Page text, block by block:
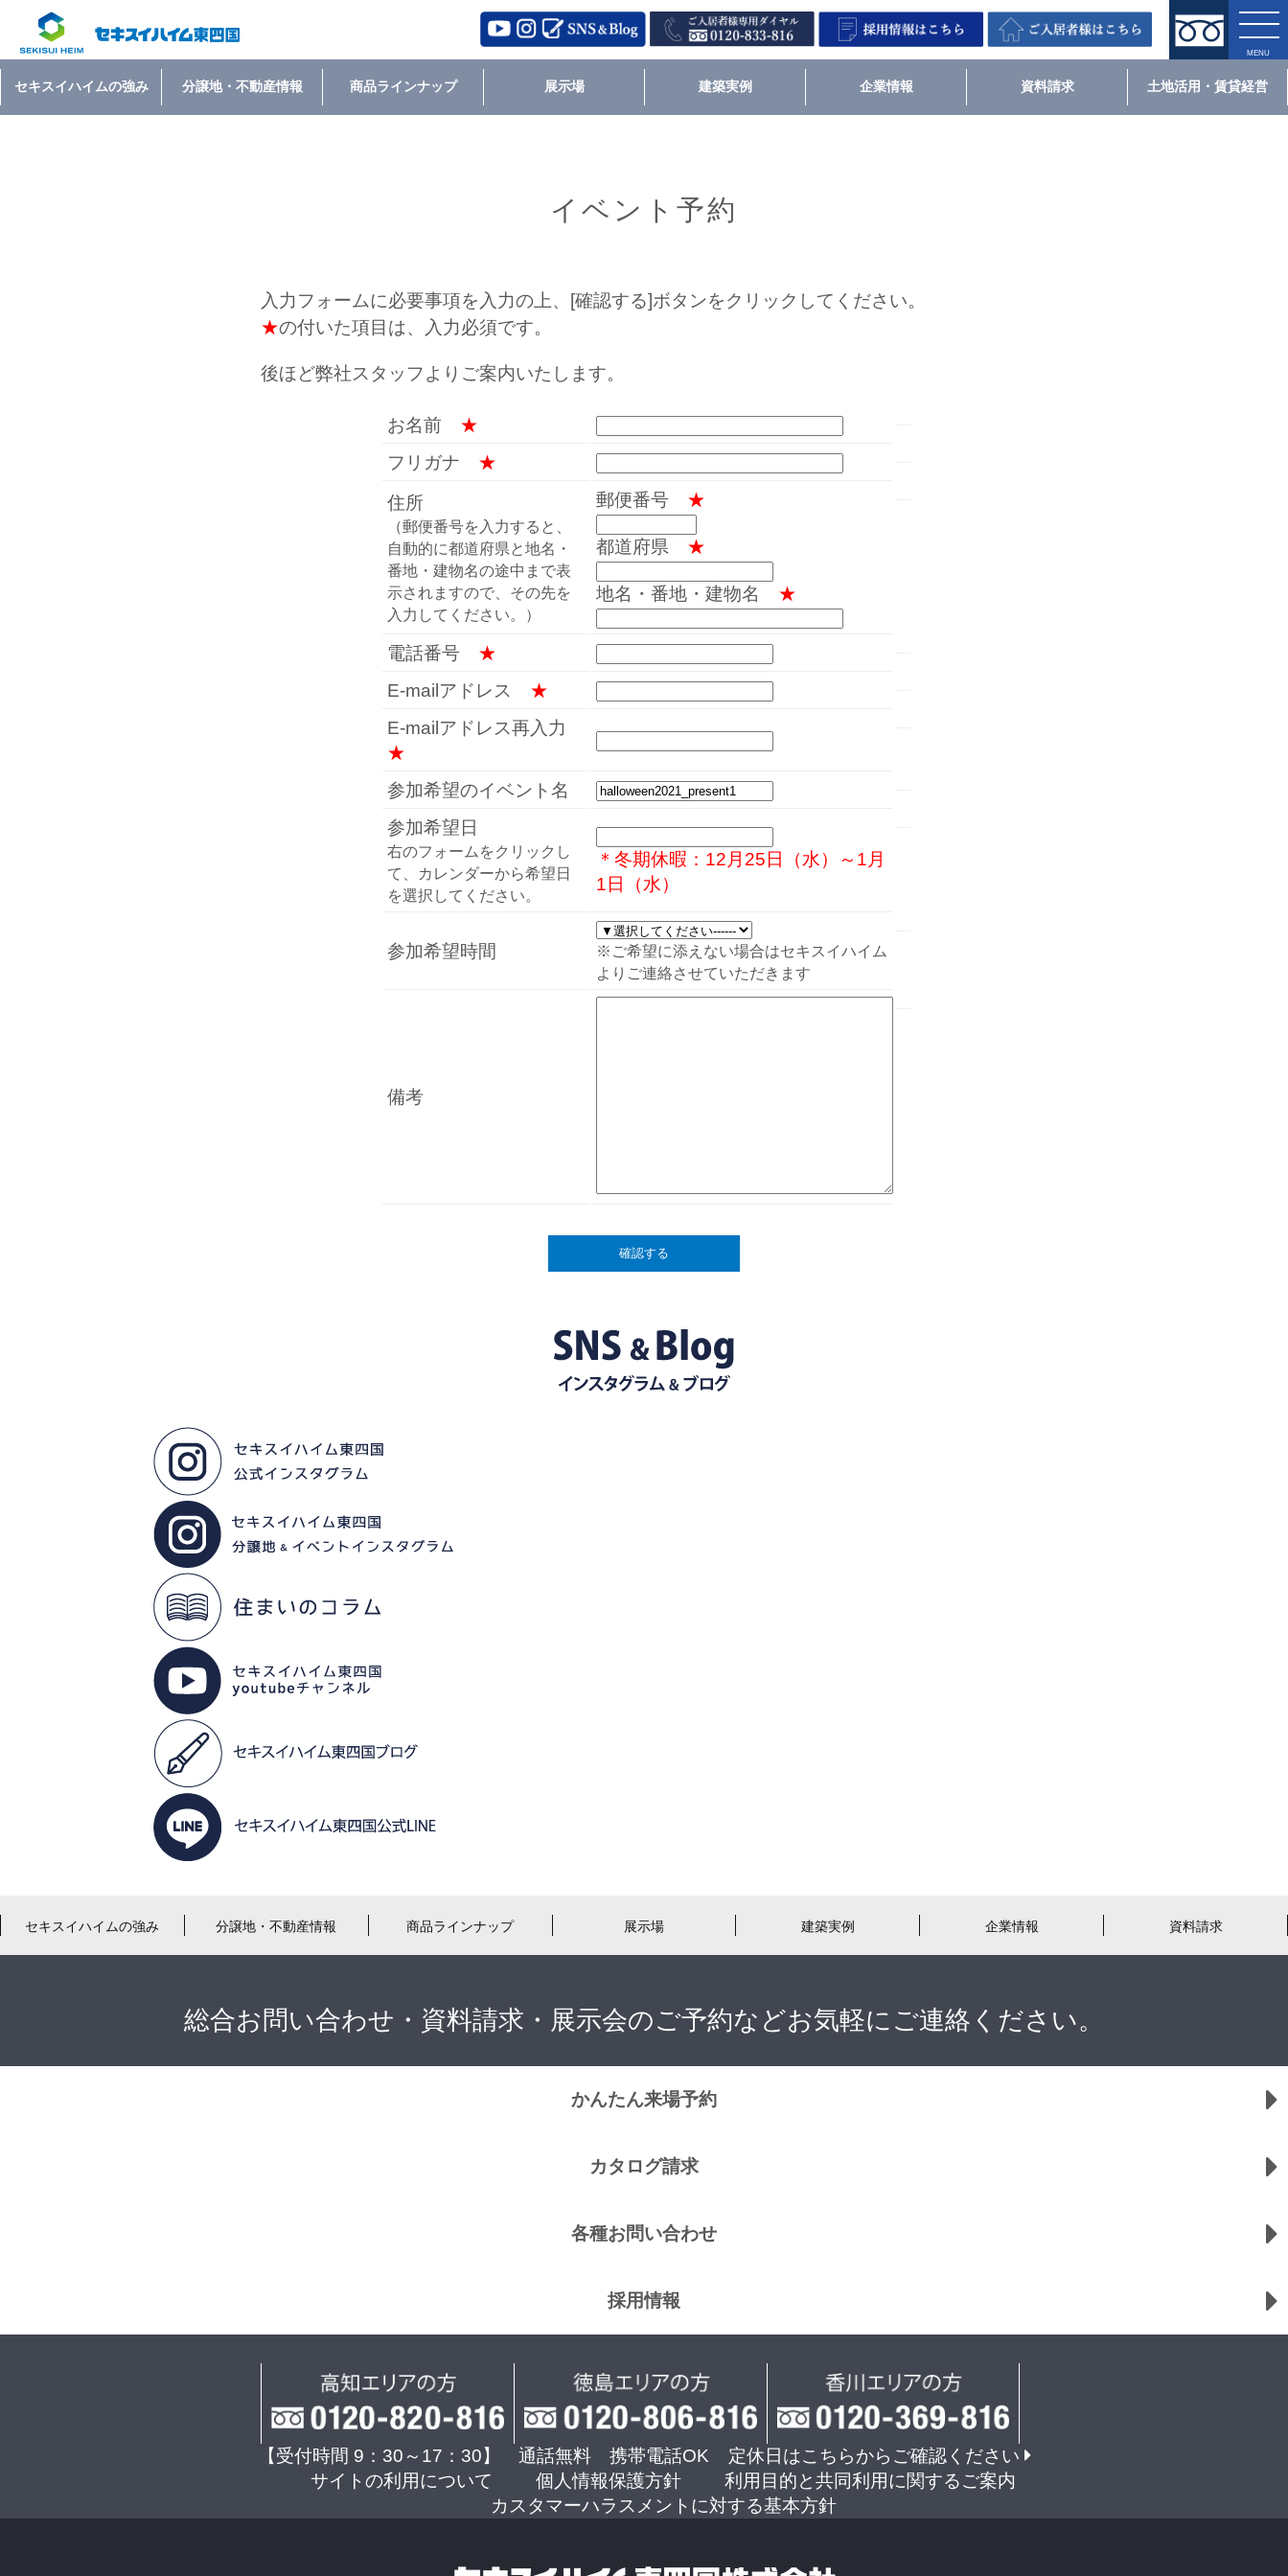
セキスイハイムの強み 分譲地・不動産情報 商品ラインナップ 展示場 建築実例 企業情報 資料請求 土地活用・賃貸経営
イベント予約
入力フォームに必要事項を入力の上、[確認する]ボタンをクリックしてください。
★の付いた項目は、入力必須です。
後ほど弊社スタッフよりご案内いたします。
お名前 ★
フリガナ ★
住所
（郵便番号を入力すると、
自動的に都道府県と地名・
番地・建物名の途中まで表
示されますので、その先を
入力してください。）
郵便番号 ★
都道府県 ★
地名・番地・建物名 ★
電話番号 ★
E-mailアドレス ★
E-mailアドレス再入力
★
参加希望のイベント名
参加希望日
右のフォームをクリックし
て、カレンダーから希望日
を選択してください。
＊冬期休暇：12月25日（水）～1月
1日（水）
参加希望時間
※ご希望に添えない場合はセキスイハイム
よりご連絡させていただきます
備考
セキスイハイムの強み 分譲地・不動産情報 商品ラインナップ 展示場 建築実例 企業情報 資料請求
総合お問い合わせ・資料請求・展示会のご予約などお気軽にご連絡ください。
かんたん来場予約
カタログ請求
各種お問い合わせ
採用情報
【受付時間 9：30～17：30】 通話無料 携帯電話OK
定休日はこちらからご確認ください
サイトの利用について
個人情報保護方針
利用目的と共同利用に関するご案内
カスタマーハラスメントに対する基本方針